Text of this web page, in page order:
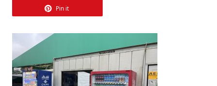
Pin it